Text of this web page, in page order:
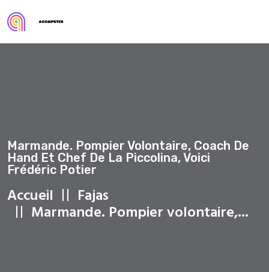
Marmande. Pompier Volontaire, Coach De
Hand Et Chef De La Piccolina, Voici
Frédéric Potier
Accueil Fajas
Marmande. Pompier volontaire,...